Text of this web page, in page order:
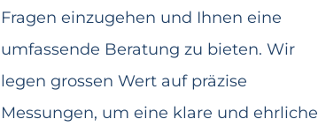
Fragen einzugehen und Ihnen eine
umfassende Beratung zu bieten. Wir
legen grossen Wert auf präzise
Messungen, um eine klare und ehrliche